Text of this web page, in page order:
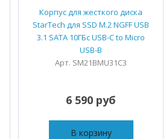
Корпус для жесткого диска
StarTech для SSD M.2 NGFF USB
3.1 SATA 10ГБс USB-C to Micro
USB-B
Арт. SM21BMU31C3
6 590 руб
В корзину